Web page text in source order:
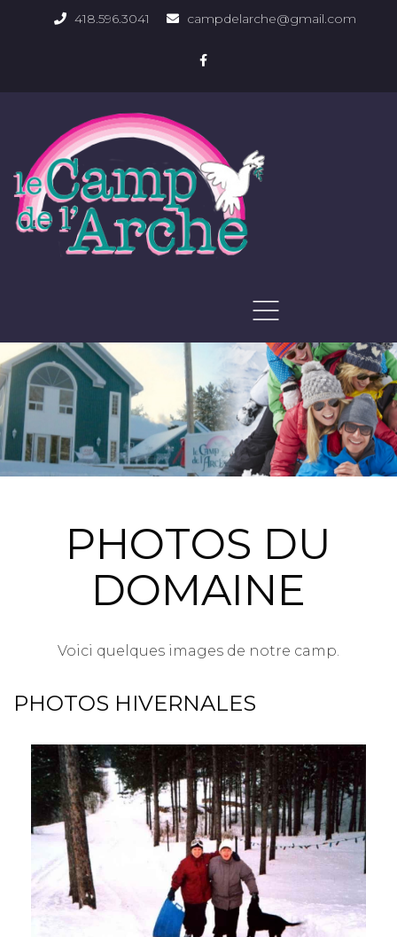
418.596.3041 campdelarche@gmail.com
PHOTOS DU DOMAINE
PHOTOS DU
DOMAINE
Voici quelques images de notre camp.
PHOTOS HIVERNALES